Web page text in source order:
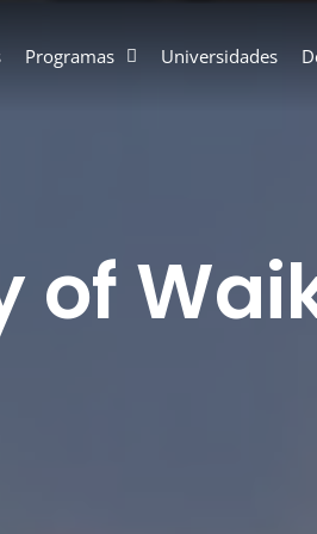
Programas Universidades
of